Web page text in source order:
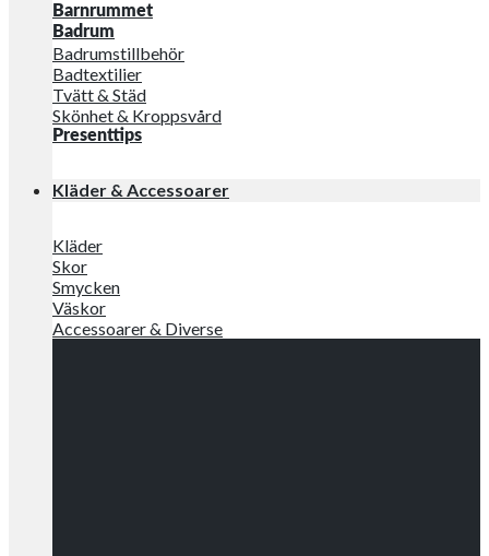
Barnrummet
Badrum
Badrumstillbehör
Badtextilier
Tvätt & Städ
Skönhet & Kroppsvård
Presenttips
Kläder & Accessoarer
Kläder
Skor
Smycken
Väskor
Accessoarer & Diverse